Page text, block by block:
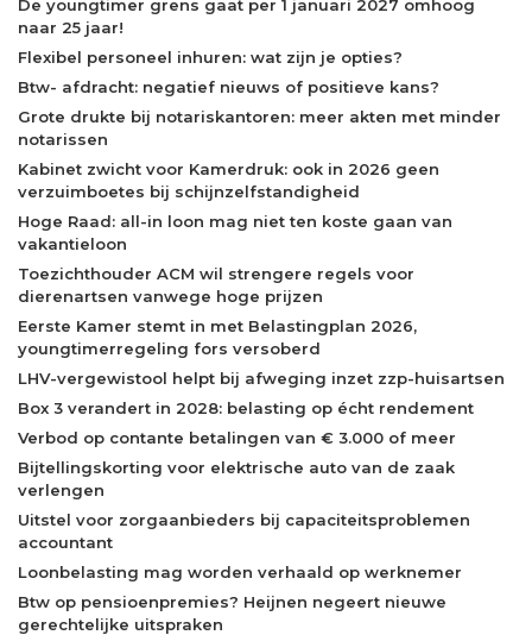
De youngtimer grens gaat per 1 januari 2027 omhoog
naar 25 jaar!
Flexibel personeel inhuren: wat zijn je opties?
Btw- afdracht: negatief nieuws of positieve kans?
Grote drukte bij notariskantoren: meer akten met minder
notarissen
Kabinet zwicht voor Kamerdruk: ook in 2026 geen
verzuimboetes bij schijnzelfstandigheid
Hoge Raad: all-in loon mag niet ten koste gaan van
vakantieloon
Toezichthouder ACM wil strengere regels voor
dierenartsen vanwege hoge prijzen
Eerste Kamer stemt in met Belastingplan 2026,
youngtimerregeling fors versoberd
LHV-vergewistool helpt bij afweging inzet zzp-huisartsen
Box 3 verandert in 2028: belasting op écht rendement
Verbod op contante betalingen van € 3.000 of meer
Bijtellingskorting voor elektrische auto van de zaak
verlengen
Uitstel voor zorgaanbieders bij capaciteitsproblemen
accountant
Loonbelasting mag worden verhaald op werknemer
Btw op pensioenpremies? Heijnen negeert nieuwe
gerechtelijke uitspraken